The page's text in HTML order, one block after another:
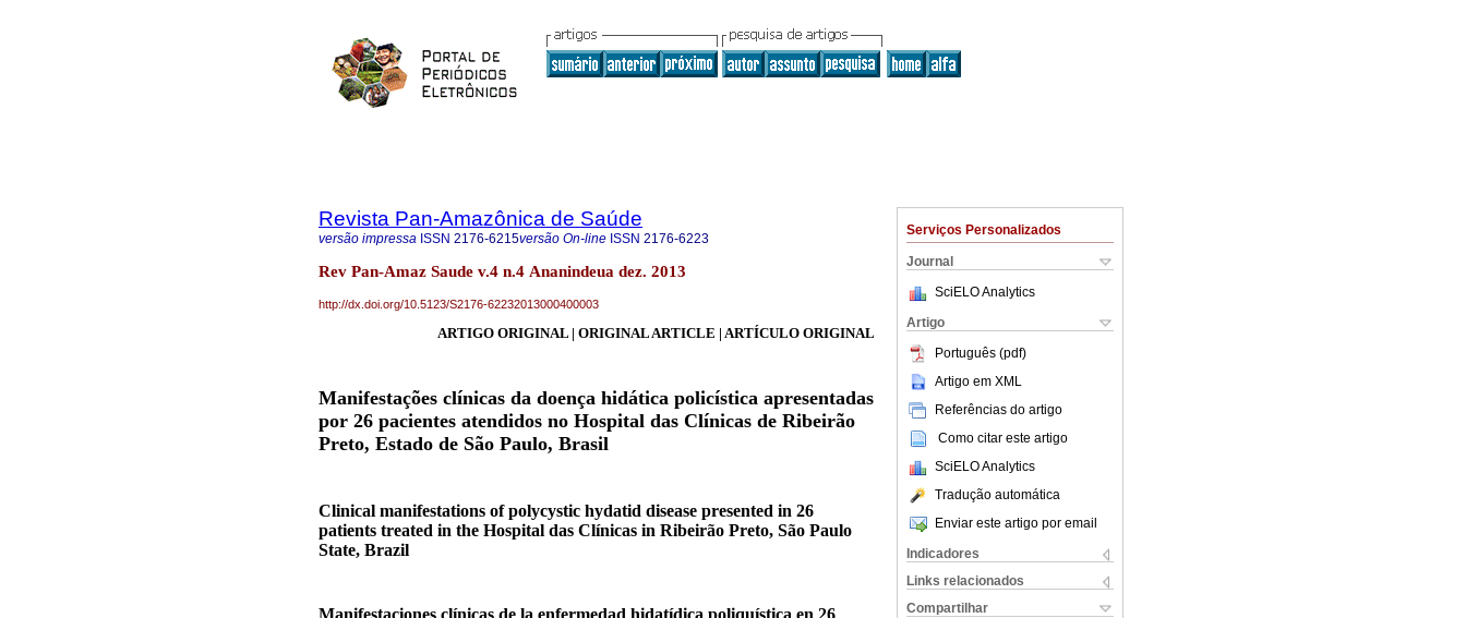
Serviços Personalizados
Journal
SciELO Analytics
Artigo
Português (pdf)
Artigo em XML
Referências do artigo
Como citar este artigo
SciELO Analytics
Tradução automática
Enviar este artigo por email
Indicadores
Links relacionados
Compartilhar
Revista Pan-Amazônica de Saúde
versão impressa ISSN 2176-6215versão On-line ISSN 2176-6223
Rev Pan-Amaz Saude v.4 n.4 Ananindeua dez. 2013
http://dx.doi.org/10.5123/S2176-62232013000400003
ARTIGO ORIGINAL | ORIGINAL ARTICLE | ARTÍCULO ORIGINAL
Manifestações clínicas da doença hidática policística apresentadas
por 26 pacientes atendidos no Hospital das Clínicas de Ribeirão
Preto, Estado de São Paulo, Brasil
Clinical manifestations of polycystic hydatid disease presented in 26
patients treated in the Hospital das Clínicas in Ribeirão Preto, São Paulo
State, Brazil